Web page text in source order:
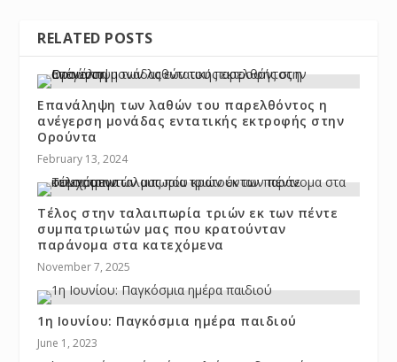
RELATED POSTS
Επανάληψη των λαθών του παρελθόντος η
ανέγερση μονάδας εντατικής εκτροφής στην
Ορούντα
February 13, 2024
Τέλος στην ταλαιπωρία τριών εκ των πέντε
συμπατριωτών μας που κρατούνταν
παράνομα στα κατεχόμενα
November 7, 2025
1η Ιουνίου: Παγκόσμια ημέρα παιδιού
June 1, 2023